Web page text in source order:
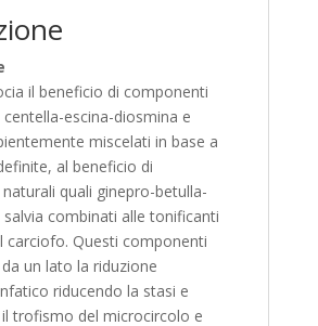
il beneficio di componenti
centella-escina-diosmina e
miscelati in base a
al beneficio di
quali ginepro-betulla-
combinati alle tonificanti
carciofo. Questi componenti
un lato la riduzione
riducendo la stasi e
trofismo del microcircolo e